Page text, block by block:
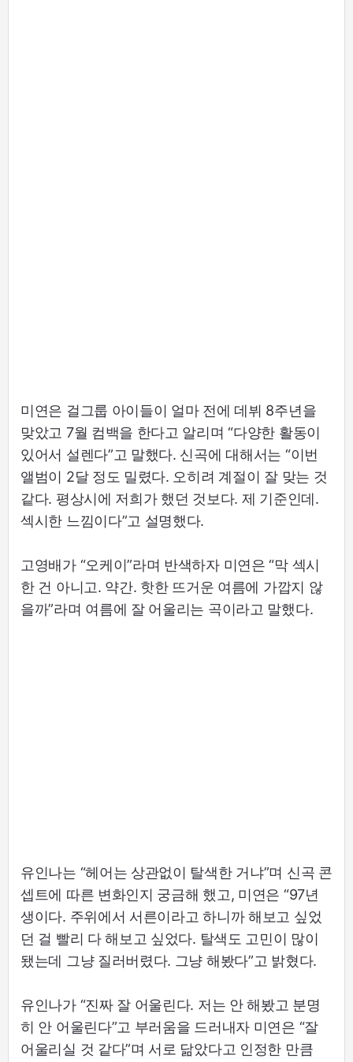
미연은 걸그룹 아이들이 얼마 전에 데뷔 8주년을
맞았고 7월 컴백을 한다고 알리며 “다양한 활동이
있어서 설렌다”고 말했다. 신곡에 대해서는 “이번
앨범이 2달 정도 밀렸다. 오히려 계절이 잘 맞는 것
같다. 평상시에 저희가 했던 것보다. 제 기준인데.
섹시한 느낌이다”고 설명했다.
고영배가 “오케이”라며 반색하자 미연은 “막 섹시
한 건 아니고. 약간. 핫한 뜨거운 여름에 가깝지 않
을까”라며 여름에 잘 어울리는 곡이라고 말했다.
유인나는 “헤어는 상관없이 탈색한 거냐”며 신곡 콘
셉트에 따른 변화인지 궁금해 했고, 미연은 “97년
생이다. 주위에서 서른이라고 하니까 해보고 싶었
던 걸 빨리 다 해보고 싶었다. 탈색도 고민이 많이
됐는데 그냥 질러버렸다. 그냥 해봤다”고 밝혔다.
유인나가 “진짜 잘 어울린다. 저는 안 해봤고 분명
히 안 어울린다”고 부러움을 드러내자 미연은 “잘
어울리실 것 같다”며 서로 닮았다고 인정한 만큼